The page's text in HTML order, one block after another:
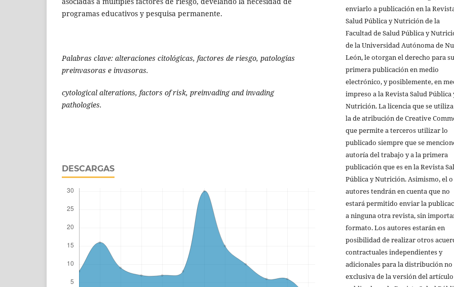
programas educativos y pesquisa permanente.
Palabras clave: alteraciones citológicas, factores de riesgo, patologías
preinvasoras e invasoras.
cytological alterations, factors of risk, preinvading and invading
pathologies.
DESCARGAS
enviarlo a publicación en la
Salud Pública y Nutrición de la
Facultad de Salud Pública y
de la Universidad Autónoma de
León, le otorgan el derecho para su
primera publicación en medio
electrónico, y posiblemente, en
impreso a la Revista Salud Pública
Nutrición. La licencia que se utiliza
la de atribución de Creative
que permite a terceros utilizar lo
publicado siempre que se
autoría del trabajo y a la primera
publicación que es en la Revista
Pública y Nutrición. Asimismo, el
autores tendrán en cuenta que no
estará permitido enviar la
a ninguna otra revista, sin
formato. Los autores estarán en
posibilidad de realizar otros
contractuales independientes y
adicionales para la distribución no
exclusiva de la versión del artículo